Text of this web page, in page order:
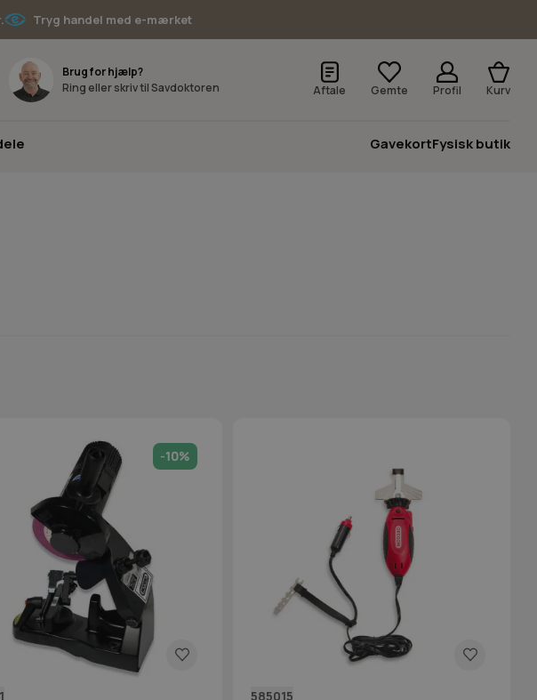
Tryg handel med e-mærket
Brug for hjælp?
Ring eller skriv til Savdoktoren
Aftale Gemte Profil Kurv
for Hjem og fritid GavekortFysisk butik
-10%
585015